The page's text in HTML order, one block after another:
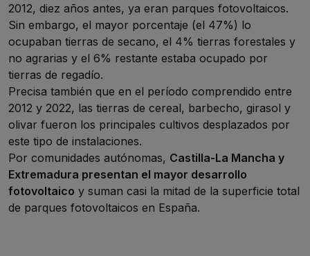
2012, diez años antes, ya eran parques fotovoltaicos.
Sin embargo, el mayor porcentaje (el 47%) lo
ocupaban tierras de secano, el 4% tierras forestales y
no agrarias y el 6% restante estaba ocupado por
tierras de regadío.
Precisa también que en el período comprendido entre
2012 y 2022, las tierras de cereal, barbecho, girasol y
olivar fueron los principales cultivos desplazados por
este tipo de instalaciones.
Por comunidades autónomas, Castilla-La Mancha y
Extremadura presentan el mayor desarrollo
fotovoltaico y suman casi la mitad de la superficie total
de parques fotovoltaicos en España.